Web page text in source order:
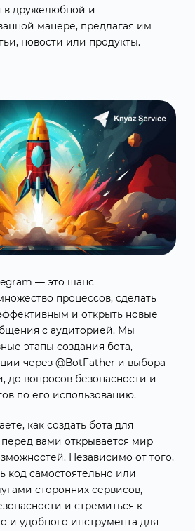
в дружелюбной и
манере, предлагая им
новости или продукты.
— это шанс
процессов, сделать
и открыть новые
с аудиторией. Мы
этапы создания бота,
через @BotFather и выбора
до вопросов безопасности и
по его использованию.
как создать бота для
вами открывается мир
Независимо от того,
код самостоятельно или
сторонних сервисов,
и стремиться к
и удобного инструмента для